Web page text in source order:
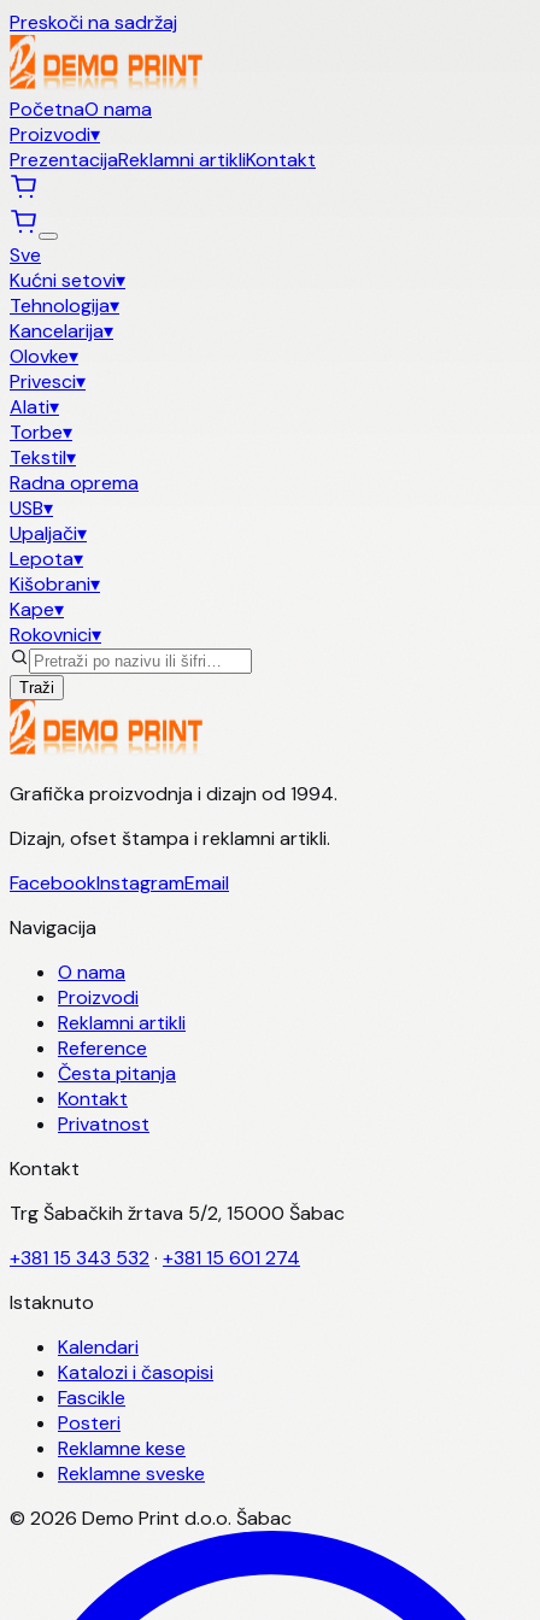
Preskoči na sadržaj
PočetnaO nama
Proizvodi▾
PrezentacijaReklamni artikliKontakt
Sve
Kućni setovi▾
Tehnologija▾
Kancelarija▾
Olovke▾
Privesci▾
Alati▾
Torbe▾
Tekstil▾
Radna oprema
USB▾
Upaljači▾
Lepota▾
Kišobrani▾
Kape▾
Rokovnici▾
Traži
Grafička proizvodnja i dizajn od 1994.
Dizajn, ofset štampa i reklamni artikli.
FacebookInstagramEmail
Navigacija
O nama
Proizvodi
Reklamni artikli
Reference
Česta pitanja
Kontakt
Privatnost
Kontakt
Trg Šabačkih žrtava 5/2, 15000 Šabac
+381 15 343 532· +381 15 601 274
Istaknuto
Kalendari
Katalozi i časopisi
Fascikle
Posteri
Reklamne kese
Reklamne sveske
© 2026 Demo Print d.o.o. Šabac